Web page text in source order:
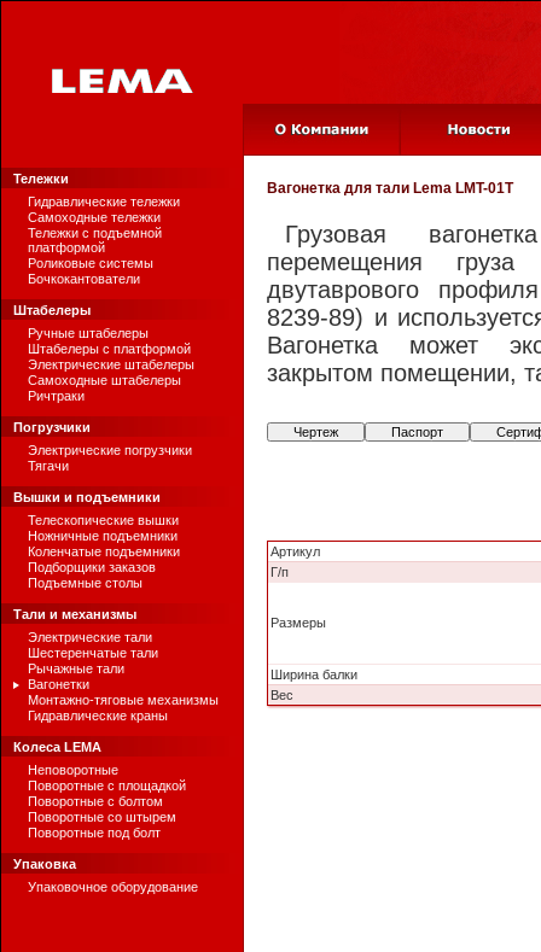
Тележки
Гидравлические тележки
Самоходные тележки
Тележки с подъемной
платформой
Роликовые системы
Бочкокантователи
Штабелеры
Ручные штабелеры
Штабелеры с платформой
Электрические штабелеры
Самоходные штабелеры
Ричтраки
Погрузчики
Электрические погрузчики
Тягачи
Вышки и подъемники
Телескопические вышки
Ножничные подъемники
Коленчатые подъемники
Подборщики заказов
Подъемные столы
Тали и механизмы
Электрические тали
Шестеренчатые тали
Рычажные тали
Вагонетки
Монтажно-тяговые механизмы
Гидравлические краны
Колеса LEMA
Неповоротные
Поворотные с площадкой
Поворотные с болтом
Поворотные со штырем
Поворотные под болт
Упаковка
Упаковочное оборудование
Вагонетка для тали Lema LMT-01T
Грузовая
перемещения
двутаврового
8239-89) и
Вагонетка может
закрытом помещении,
Чертеж Паспорт
Артикул
Г/п
Размеры
Ширина балки
Вес